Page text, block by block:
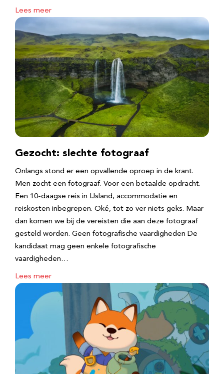
Lees meer
Gezocht: slechte fotograaf
Onlangs stond er een opvallende oproep in de krant.
Men zocht een fotograaf. Voor een betaalde opdracht.
Een 10-daagse reis in IJsland, accommodatie en
reiskosten inbegrepen. Oké, tot zo ver niets geks. Maar
dan komen we bij de vereisten die aan deze fotograaf
gesteld worden. Geen fotografische vaardigheden De
kandidaat mag geen enkele fotografische
vaardigheden…
Lees meer